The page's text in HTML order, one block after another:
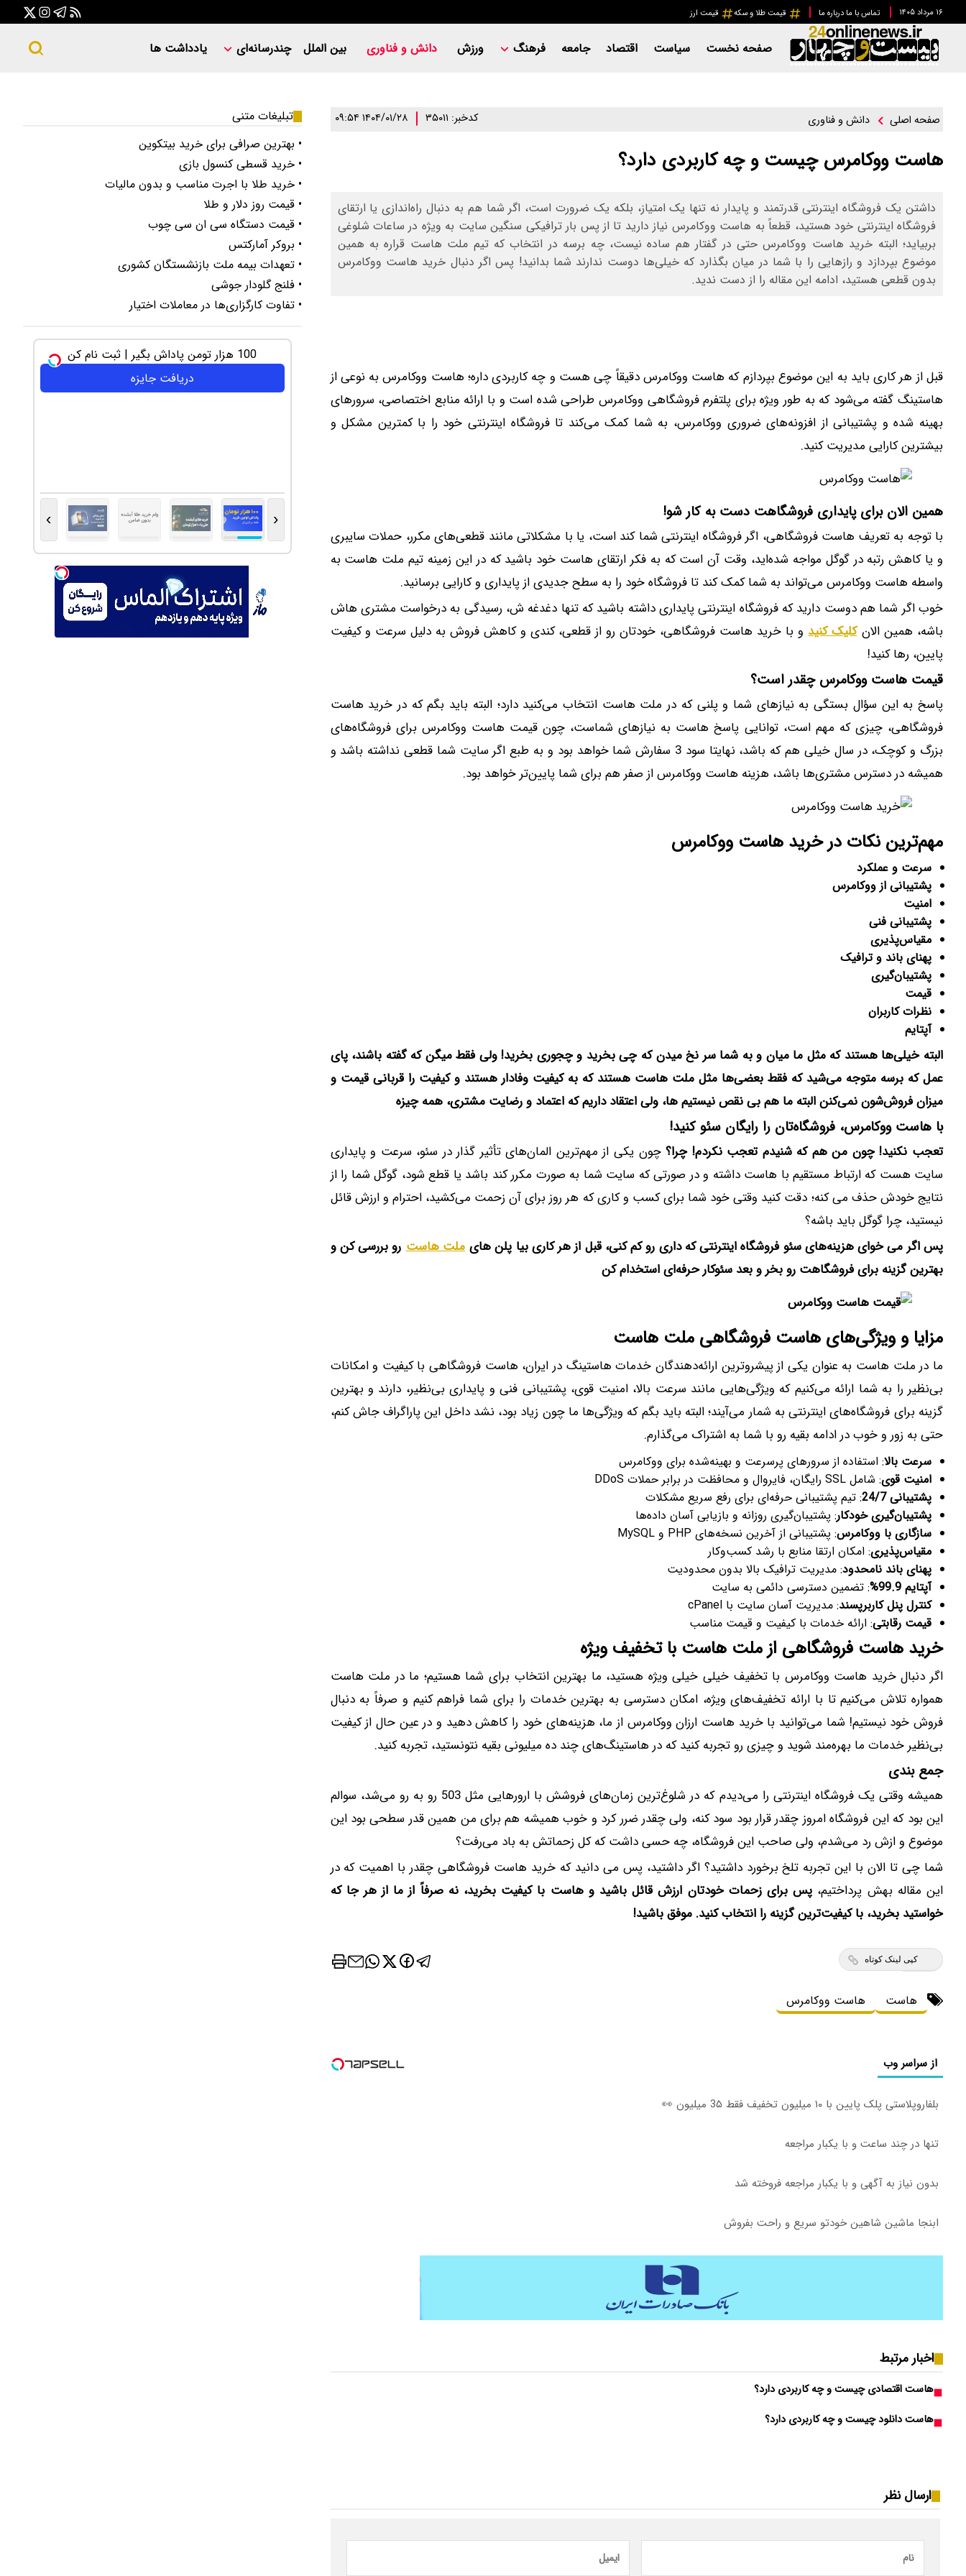
۱۶ مرداد ۱۴۰۵ تماس با ما درباره ما قیمت طلا و سکه قیمت ارز
صفحه نخست سیاست اقتصاد جامعه فرهنگ ورزش دانش و فناوری بین الملل چندرسانه‌ای یادداشت ها
صفحه اصلی دانش و فناوری کدخبر: ۳۵۰۱۱ ۱۴۰۴/۰۱/۲۸ ۰۹:۵۴
هاست ووکامرس چیست و چه کاربردی دارد؟
داشتن یک فروشگاه اینترنتی قدرتمند و پایدار نه تنها یک امتیاز، بلکه یک ضرورت است، اگر شما هم به دنبال راه‌اندازی یا ارتقای
فروشگاه اینترنتی خود هستید، قطعاً به هاست ووکامرس نیاز دارید تا از پس بار ترافیکی سنگین سایت به ویژه در ساعات شلوغی
بربیاید؛ البته خرید هاست ووکامرس حتی در گفتار هم ساده نیست، چه برسه در انتخاب که تیم ملت‌ هاست قراره به همین
موضوع بپردازد و رازهایی را با شما در میان بگذارد که خیلی‌ها دوست ندارند شما بدانید! پس اگر دنبال خرید هاست ووکامرس
بدون قطعی هستید، ادامه این مقاله را از دست ندید.
قبل از هر کاری باید به این موضوع بپردازم که‌ هاست ووکامرس دقیقاً چی هست و چه کاربردی داره؛ هاست ووکامرس به نوعی از
هاستینگ گفته می‌شود که به طور ویژه برای پلتفرم فروشگاهی ووکامرس طراحی شده است و با ارائه منابع اختصاصی، سرورهای
بهینه ‌شده و پشتیبانی از افزونه‌های ضروری ووکامرس، به شما کمک می‌کند تا فروشگاه اینترنتی خود را با کمترین مشکل و
بیشترین کارایی مدیریت کنید.
همین الان برای پایداری فروشگاهت دست به کار شو!
با توجه به تعریف ‌هاست فروشگاهی، اگر فروشگاه اینترنتی شما کند است، یا با مشکلاتی مانند قطعی‌های مکرر، حملات سایبری
و یا کاهش رتبه در گوگل مواجه شده‌اید، وقت آن است که به فکر ارتقای هاست خود باشید که در این زمینه تیم ملت ‌هاست به
واسطه‌ هاست ووکامرس می‌تواند به شما کمک کند تا فروشگاه خود را به سطح جدیدی از پایداری و کارایی برسانید.
خوب اگر شما هم دوست دارید که فروشگاه اینترنتی پایداری داشته باشید که تنها دغدغه ش، رسیدگی به درخواست مشتری هاش
باشه، همین الانکلیک کنید و با خرید هاست فروشگاهی، خودتان رو از قطعی، کندی و کاهش فروش به دلیل سرعت و کیفیت
پایین، رها کنید!
قیمت‌ هاست ووکامرس چقدر است؟
پاسخ به این سؤال بستگی به نیازهای شما و پلنی که در ملت‌ هاست انتخاب می‌کنید دارد؛ البته باید بگم که در خرید هاست
فروشگاهی، چیزی که مهم است، توانایی پاسخ ‌هاست به نیازهای شماست، چون قیمت‌ هاست ووکامرس برای فروشگاه‌های
بزرگ و کوچک، در سال خیلی هم که باشد، نهایتا سود 3 سفارش شما خواهد بود و به طبع اگر سایت شما قطعی نداشته باشد و
همیشه در دسترس مشتری‌ها باشد، هزینه ‌هاست ووکامرس از صفر هم برای شما پایین‌تر خواهد بود.
مهم‌ترین نکات در خرید هاست ووکامرس
سرعت و عملکرد
پشتیبانی از ووکامرس
امنیت
پشتیبانی فنی
مقیاس‌پذیری
پهنای باند و ترافیک
پشتیبان‌گیری
قیمت
نظرات کاربران
آپتایم
البته خیلی‌ها هستند که مثل ما میان و به شما سر نخ میدن که چی بخرید و چجوری بخرید! ولی فقط میگن که گفته باشند، پای
عمل که برسه متوجه می‌شید که فقط بعضی‌ها مثل ملت ‌هاست هستند که به کیفیت وفادار هستند و کیفیت را قربانی قیمت و
میزان فروش‌شون نمی‌کنن البته ما هم بی نقص نیستیم ها، ولی اعتقاد داریم که اعتماد و رضایت مشتری، همه چیزه
با هاست ووکامرس، فروشگاه‌تان را رایگان سئو کنید!
تعجب نکنید! چون من هم که شنیدم تعجب نکردم! چرا؟چون یکی از مهم‌ترین المان‌های تأثیر گذار در سئو، سرعت و پایداری
سایت هست که ارتباط مستقیم با هاست داشته و در صورتی که سایت شما به صورت مکرر کند باشد یا قطع شود، گوگل شما را از
نتایج خودش حذف می کنه؛ دقت کنید وقتی خود شما برای کسب و کاری که هر روز برای آن زحمت می‌کشید، احترام و ارزش قائل
نیستید، چرا گوگل باید باشه؟
پس اگر می خوای هزینه‌های سئو فروشگاه اینترنتی که داری رو کم کنی، قبل از هر کاری بیا پلن های ملت‌ هاست رو بررسی کن و
بهترین گزینه برای فروشگاهت رو بخر و بعد سئوکار حرفه‌ای استخدام کن
مزایا و ویژگی‌های هاست فروشگاهی ملت‌ هاست
ما در ملت‌ هاست به عنوان یکی از پیشروترین ارائه‌دهندگان خدمات هاستینگ در ایران، هاست فروشگاهی با کیفیت و امکانات
بی‌نظیر را به شما ارائه می‌کنیم که ویژگی‌هایی مانند سرعت بالا، امنیت قوی، پشتیبانی فنی و پایداری بی‌نظیر، دارند و بهترین
گزینه برای فروشگاه‌های اینترنتی به شمار می‌آیند؛ البته باید بگم که ویژگی‌ها ما چون زیاد بود، نشد داخل این پاراگراف جاش کنم،
حتی به زور و خوب در ادامه بقیه رو با شما به اشتراک می‌گذارم.
سرعت بالا: استفاده از سرورهای پرسرعت و بهینه‌شده برای ووکامرس
امنیت قوی: شامل SSL رایگان، فایروال و محافظت در برابر حملات DDoS
پشتیبانی 24/7
: تیم پشتیبانی حرفه‌ای برای رفع سریع مشکلات
پشتیبان‌گیری خودکار: پشتیبان‌گیری روزانه و بازیابی آسان داده‌ها
سازگاری با ووکامرس: پشتیبانی از آخرین نسخه‌های PHP و MySQL
مقیاس‌پذیری: امکان ارتقا منابع با رشد کسب‌وکار
پهنای باند نامحدود: مدیریت ترافیک بالا بدون محدودیت
آپتایم 99.9%
: تضمین دسترسی دائمی به سایت
کنترل پنل کاربرپسند: مدیریت آسان سایت با cPanel
قیمت رقابتی: ارائه خدمات با کیفیت و قیمت مناسب
خرید هاست فروشگاهی از ملت ‌هاست با تخفیف ویژه
اگر دنبال خرید هاست ووکامرس با تخفیف خیلی خیلی ویژه هستید، ما بهترین انتخاب برای شما هستیم؛ ما در ملت‌ هاست
همواره تلاش می‌کنیم تا با ارائه تخفیف‌های ویژه، امکان دسترسی به بهترین خدمات را برای شما فراهم کنیم و صرفاً به دنبال
فروش خود نیستیم! شما می‌توانید با خرید هاست ارزان ووکامرس از ما، هزینه‌های خود را کاهش دهید و در عین حال از کیفیت
بی‌نظیر خدمات ما بهره‌مند شوید و چیزی رو تجربه کنید که در هاستینگ‌های چند ده میلیونی بقیه نتونستید، تجربه کنید.
جمع بندی
همیشه وقتی یک فروشگاه اینترنتی را می‌دیدم که در شلوغ‌ترین زمان‌های فروشش با ارورهایی مثل 503 رو به رو می‌شد، سوالم
این بود که این فروشگاه امروز چقدر قرار بود سود کنه، ولی چقدر ضرر کرد و خوب همیشه هم برای من همین قدر سطحی بود این
موضوع و ازش رد می‌شدم، ولی صاحب این فروشگاه، چه حسی داشت که کل زحماتش به باد می‌رفت؟
شما چی تا الان با این تجربه تلخ برخورد داشتید؟ اگر داشتید، پس می دانید که خرید هاست فروشگاهی چقدر با اهمیت که در
این مقاله بهش پرداختیم، پس برای زحمات خودتان ارزش قائل باشید و هاست با کیفیت بخرید، نه صرفاً از ما از هر جا که
خواستید بخرید، با کیفیت‌ترین گزینه را انتخاب کنید. موفق باشید!
کپی لینک کوتاه
هاست هاست ووکامرس
از سراسر وب
بلفاروپلاستی پلک پایین با ۱۰ میلیون تخفیف فقط 3۵ میلیون 👀
تنها در چند ساعت و با یکبار مراجعه
بدون نیاز به آگهی و با یکبار مراجعه فروخته شد
ابنجا ماشین شاهین خودتو سریع و راحت بفروش
اخبار مرتبط
هاست اقتصادی چیست و چه کاربردی دارد؟
هاست دانلود چیست و چه کاربردی دارد؟
ارسال نظر
تبلیغات متنی
• بهترین صرافی برای خرید بیتکوین
• خرید قسطی کنسول بازی
• خرید طلا با اجرت مناسب و بدون مالیات
• قیمت روز دلار و طلا
• قیمت دستگاه سی ان سی چوب
• بروکر آمارکتس
• تعهدات بیمه ملت بازنشستگان کشوری
• فلنج گلودار جوشی
• تفاوت کارگزاری‌ها در معاملات اختیار
100 هزار تومن پاداش بگیر | ثبت نام کن
دریافت جایزه
‹
›